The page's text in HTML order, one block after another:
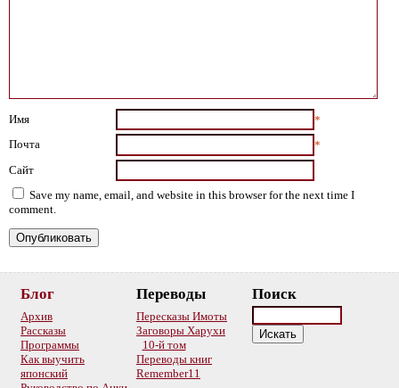
Имя
*
Почта
*
Сайт
Save my name, email, and website in this browser for the next time I
comment.
Блог
Архив
Рассказы
Программы
Как выучить
японский
Переводы
Пересказы Имоты
Заговоры Харухи
10-й том
Переводы книг
Remember11
Поиск